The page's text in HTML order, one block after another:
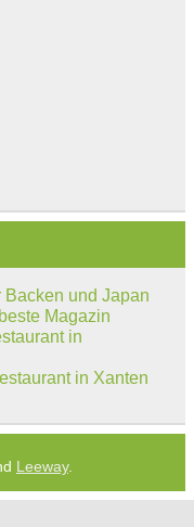
und Japan
Magazin
in
in Xanten
Leeway.